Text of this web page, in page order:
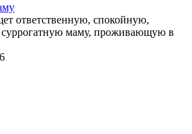
ответственную, спокойную,
маму, проживающую в